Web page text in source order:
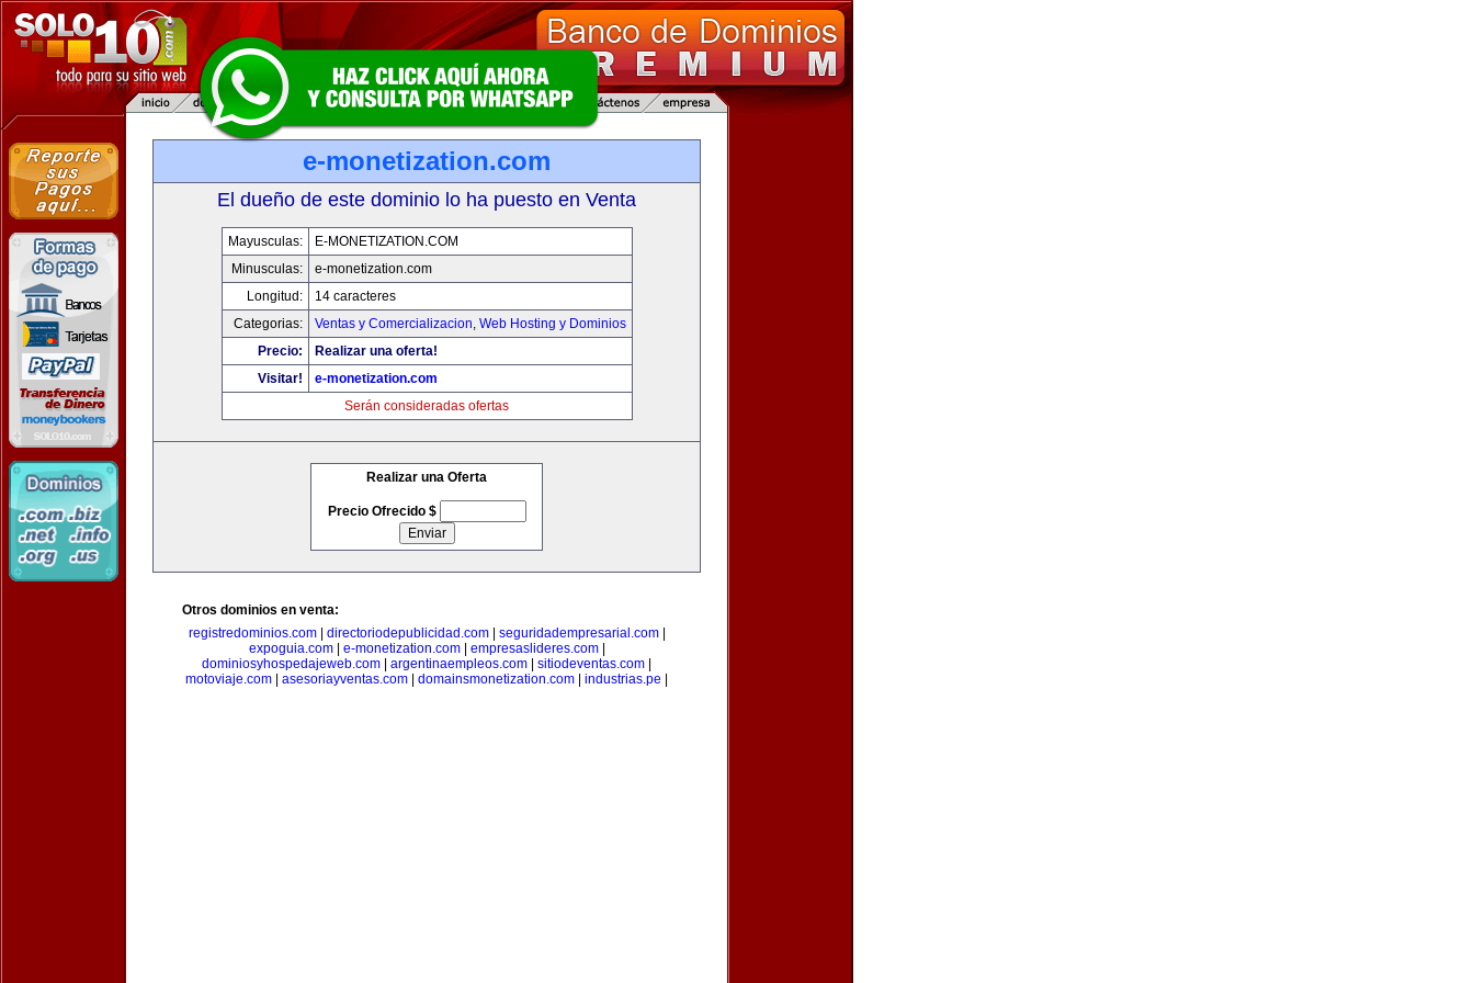
e-monetization.com
El dueño de este dominio lo ha puesto en Venta
Mayusculas:
E-MONETIZATION.COM
Minusculas:
e-monetization.com
Longitud:
14 caracteres
Categorias:
Ventas y Comercializacion, Web Hosting y Dominios
Precio:
Realizar una oferta!
Visitar!
e-monetization.com
Serán consideradas ofertas
Realizar una Oferta
Precio Ofrecido $
Otros dominios en venta:
registredominios.com| directoriodepublicidad.com| seguridadempresarial.com|
expoguia.com| e-monetization.com| empresaslideres.com|
dominiosyhospedajeweb.com
argentinaempleos.com sitiodeventas.com
motoviaje.com
asesoriayventas.com domainsmonetization.com industrias.pe